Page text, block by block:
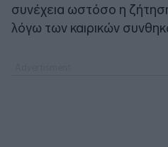
συνέχεια ωστόσο η
λόγω των καιρικών